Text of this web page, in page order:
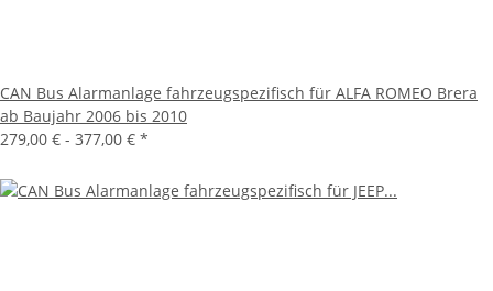
CAN Bus Alarmanlage fahrzeugspezifisch für ALFA ROMEO Brera
ab Baujahr 2006 bis 2010
279,00 € - 377,00 € *